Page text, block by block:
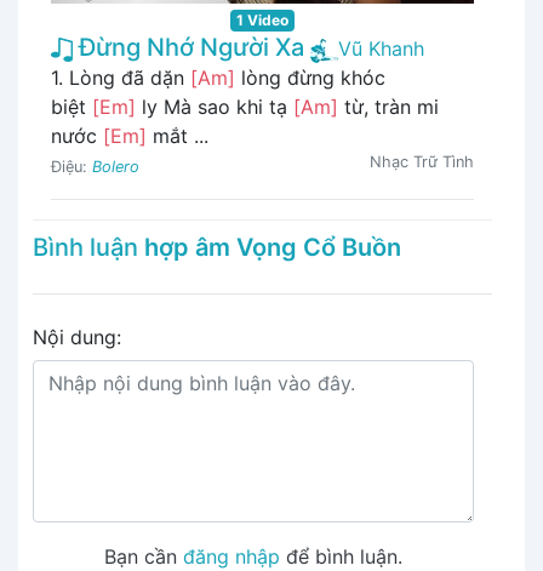
1 Video
Đừng Nhớ Người Xa
Vũ Khanh
1. Lòng đã dặn [Am] lòng đừng khóc
biệt [Em] ly Mà sao khi tạ [Am] từ, tràn mi
nước [Em] mắt ...
Điệu: Bolero Nhạc Trữ Tình
Bình luận hợp âm Vọng Cổ Buồn
Nội dung:
Bạn cần đăng nhập để bình luận.